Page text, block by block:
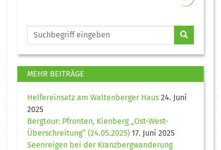
MEHR BEITRÄGE
Helfereinsatz am Waltenberger Haus 24. Juni
2025
Bergtour: Pfronten, Kienberg „Ost-West-
Überschreitung“ (24.05.2025) 17. Juni 2025
Seenreigen bei der Kranzbergwanderung